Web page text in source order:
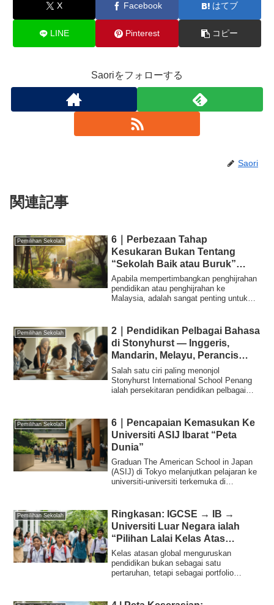
X Facebook はてブ
LINE Pinterest コピー
Saoriをフォローする
Saori
関連記事
Pemilihan Sekolah
6｜Perbezaan Tahap
Kesukaran Bukan Tentang
“Sekolah Baik atau Buruk”
Tetapi Perbezaan “Struktur
Pasaran”
Apabila mempertimbangkan penghijrahan
pendidikan atau penghijrahan ke
Malaysia, adalah sangat penting untuk
Pemilihan Sekolah
2｜Pendidikan Pelbagai Bahasa
di Stonyhurst — Inggeris,
Mandarin, Melayu, Perancis
Serentak
Salah satu ciri paling menonjol
Stonyhurst International School Penang
ialah persekitaran pendidikan pelbagai
Pemilihan Sekolah
6｜Pencapaian Kemasukan Ke
Universiti ASIJ Ibarat “Peta
Dunia”
Graduan The American School in Japan
(ASIJ) di Tokyo melanjutkan pelajaran ke
universiti-universiti terkemuka di
Pemilihan Sekolah
Ringkasan: IGCSE → IB →
Universiti Luar Negara ialah
“Pilihan Lalai Kelas Atas
Global”
Kelas atasan global menguruskan
pendidikan bukan sebagai satu
pertaruhan, tetapi sebagai portfolio